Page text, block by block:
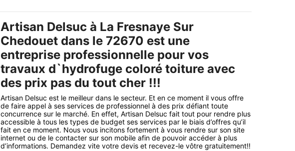
Artisan Delsuc à La Fresnaye Sur
Chedouet dans le 72670 est une
entreprise professionnelle pour vos
travaux d`hydrofuge coloré toiture avec
des prix pas du tout cher !!!
Artisan Delsuc est le meilleur dans le secteur. Et en ce moment il vous offre
de faire appel à ses services de professionnel à des prix défiant toute
concurrence sur le marché. En effet, Artisan Delsuc fait tout pour rendre plus
accessible à tous les types de budget ses services par le biais d’offres qu’il
fait en ce moment. Nous vous incitons fortement à vous rendre sur son site
internet ou de le contacter sur son mobile afin de pouvoir accéder à plus
d’informations. Demandez vite votre devis et recevez-le vôtre gratuitement!!